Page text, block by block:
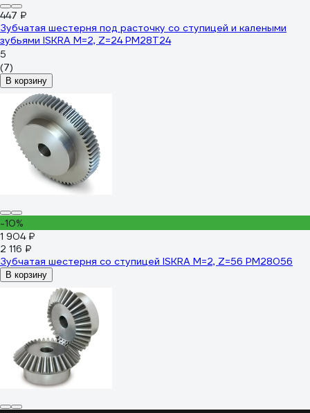
447 ₽
Зубчатая шестерня под расточку со ступицей и калеными
зубьями ISKRA М=2, Z=24 PM28T24
5
(7)
В корзину
-10%
1 904 ₽
2 116 ₽
Зубчатая шестерня со ступицей ISKRA M=2, Z=56 PM28056
В корзину